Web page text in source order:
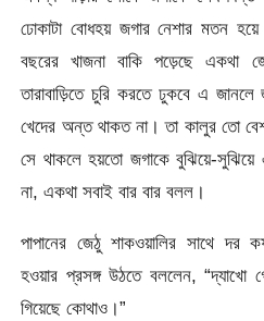
ঢোকাটা বোধহয় জগার নেশার মতন
বছরের খাজনা বাকি পড়েছে একথা
তারাবাড়িতে চুরি করতে ঢুকবে এ
খেদের অন্ত থাকত না। তা কালুর তো
সে থাকলে হয়তো জগাকে বুঝিয়ে-
না, একথা সবাই বার বার বলল।
পাপানের জেঠু শাকওয়ালির সাথে দর
হওয়ার প্রসঙ্গ উঠতে বললেন,
গিয়েছে কোথাও।”